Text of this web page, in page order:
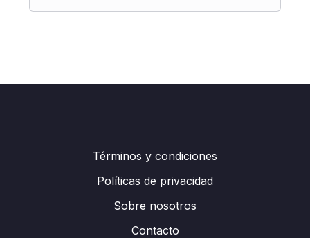
Términos y condiciones
Políticas de privacidad
Sobre nosotros
Contacto